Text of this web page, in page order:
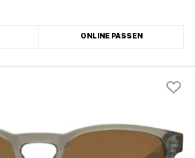
ONLINE PASSEN